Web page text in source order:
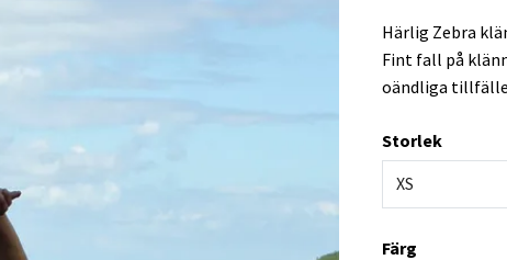
Härlig Zebra
Fint fall på
oändliga
Storlek
XS
Färg